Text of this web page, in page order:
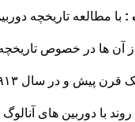
: با مطالعه تاریخچه
آن ها در خصوص